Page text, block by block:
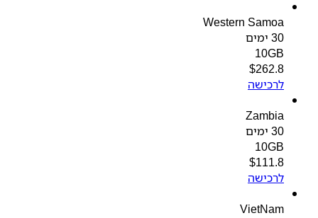
Western Samoa
10GB
$262.8
לרכישה
Zambia
10GB
$111.8
לרכישה
VietNam